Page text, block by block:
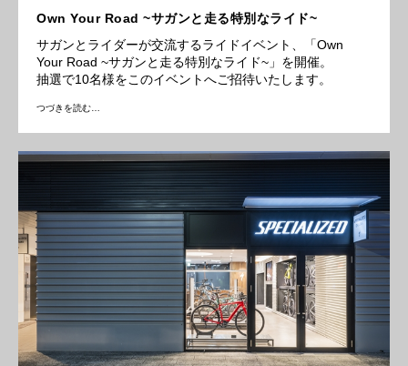
Own Your Road ~サガンと走る特別なライド~
サガンとライダーが交流するライドイベント、「Own
Your Road ~サガンと走る特別なライド~」を開催。
抽選で10名様をこのイベントへご招待いたします。
つづきを読む…